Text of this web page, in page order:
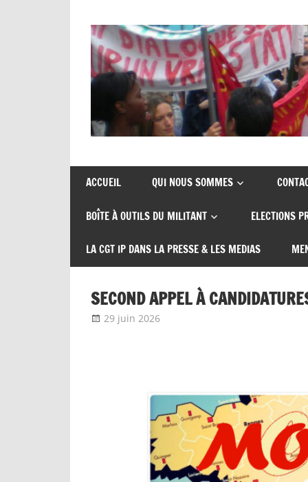
content
CGT
insertion
probation
de
syndicats
insertion
ACCUEIL QUI NOUS SOMMES
BOÎTE À OUTILS DU MILITANT ELECTIONS
LA CGT IP DANS LA PRESSE & LES MEDIAS
SECOND APPEL À
29 juin 2026